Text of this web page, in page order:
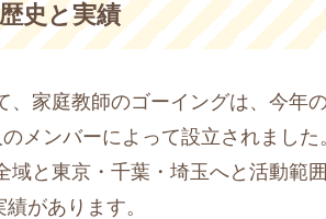
史と実績
、家庭教師のゴーイングは、今年
メンバーによって設立されまし
域と東京・千葉・埼玉へと活動範
績があります。